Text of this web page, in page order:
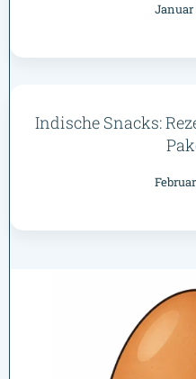
Januar
Indische Snacks: